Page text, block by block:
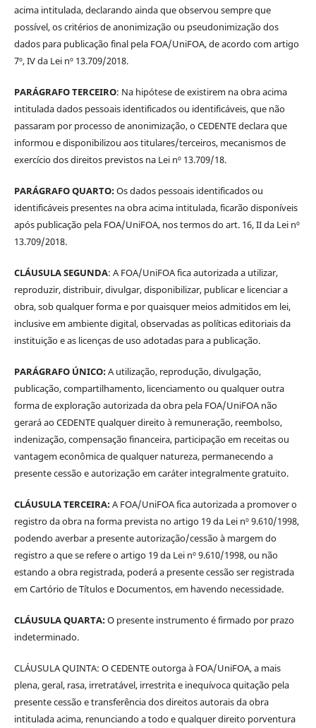
acima intitulada, declarando ainda que observou sempre que
possível, os critérios de anonimização ou pseudonimização dos
dados para publicação final pela FOA/UniFOA, de acordo com artigo
7º, IV da Lei nº 13.709/2018.
PARÁGRAFO TERCEIRO: Na hipótese de existirem na obra acima
intitulada dados pessoais identificados ou identificáveis, que não
passaram por processo de anonimização, o CEDENTE declara que
informou e disponibilizou aos titulares/terceiros, mecanismos de
exercício dos direitos previstos na Lei nº 13.709/18.
PARÁGRAFO QUARTO:Os dados pessoais identificados ou
identificáveis presentes na obra acima intitulada, ficarão disponíveis
após publicação pela FOA/UniFOA, nos termos do art. 16, II da Lei nº
13.709/2018.
CLÁUSULA SEGUNDA: A FOA/UniFOA fica autorizada a utilizar,
reproduzir, distribuir, divulgar, disponibilizar, publicar e licenciar a
obra, sob qualquer forma e por quaisquer meios admitidos em lei,
inclusive em ambiente digital, observadas as políticas editoriais da
instituição e as licenças de uso adotadas para a publicação.
PARÁGRAFO ÚNICO:A utilização, reprodução, divulgação,
publicação, compartilhamento, licenciamento ou qualquer outra
forma de exploração autorizada da obra pela FOA/UniFOA não
gerará ao CEDENTE qualquer direito à remuneração, reembolso,
indenização, compensação financeira, participação em receitas ou
vantagem econômica de qualquer natureza, permanecendo a
presente cessão e autorização em caráter integralmente gratuito.
CLÁUSULA TERCEIRA:A FOA/UniFOA fica autorizada a promover o
registro da obra na forma prevista no artigo 19 da Lei nº 9.610/1998,
podendo averbar a presente autorização/cessão à margem do
registro a que se refere o artigo 19 da Lei nº 9.610/1998, ou não
estando a obra registrada, poderá a presente cessão ser registrada
em Cartório de Títulos e Documentos, em havendo necessidade.
CLÁUSULA QUARTA:O presente instrumento é firmado por prazo
indeterminado.
CLÁUSULA QUINTA: O CEDENTE outorga à FOA/UniFOA, a mais
plena, geral, rasa, irretratável, irrestrita e inequívoca quitação pela
presente cessão e transferência dos direitos autorais da obra
intitulada acima, renunciando a todo e qualquer direito porventura